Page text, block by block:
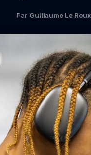
Par Guillaume Le Roux